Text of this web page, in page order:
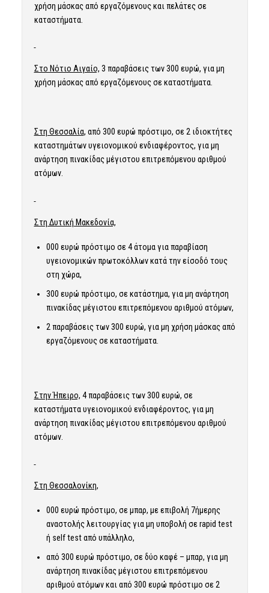
χρήση μάσκας από εργαζόμενους και πελάτες σε
καταστήματα.
Στο Νότιο Αιγαίο, 3 παραβάσεις των 300 ευρώ, για μη
χρήση μάσκας από εργαζόμενους σε καταστήματα.
Στη Θεσσαλία, από 300 ευρώ πρόστιμο, σε 2 ιδιοκτήτες
καταστημάτων υγειονομικού ενδιαφέροντος, για μη
ανάρτηση πινακίδας μέγιστου επιτρεπόμενου αριθμού
ατόμων.
Στη Δυτική Μακεδονία,
000 ευρώ πρόστιμο σε 4 άτομα για παραβίαση
υγειονομικών πρωτοκόλλων κατά την είσοδό τους
στη χώρα,
300 ευρώ πρόστιμο, σε κατάστημα, για μη ανάρτηση
πινακίδας μέγιστου επιτρεπόμενου αριθμού ατόμων,
2 παραβάσεις των 300 ευρώ, για μη χρήση μάσκας από
εργαζόμενους σε καταστήματα.
Στην Ήπειρο, 4 παραβάσεις των 300 ευρώ, σε
καταστήματα υγειονομικού ενδιαφέροντος, για μη
ανάρτηση πινακίδας μέγιστου επιτρεπόμενου αριθμού
ατόμων.
Στη Θεσσαλονίκη,
000 ευρώ πρόστιμο, σε μπαρ, με επιβολή 7ήμερης
αναστολής λειτουργίας για μη υποβολή σε rapid test
ή self test από υπάλληλο,
από 300 ευρώ πρόστιμο, σε δύο καφέ – μπαρ, για μη
ανάρτηση πινακίδας μέγιστου επιτρεπόμενου
αριθμού ατόμων και από 300 ευρώ πρόστιμο σε 2